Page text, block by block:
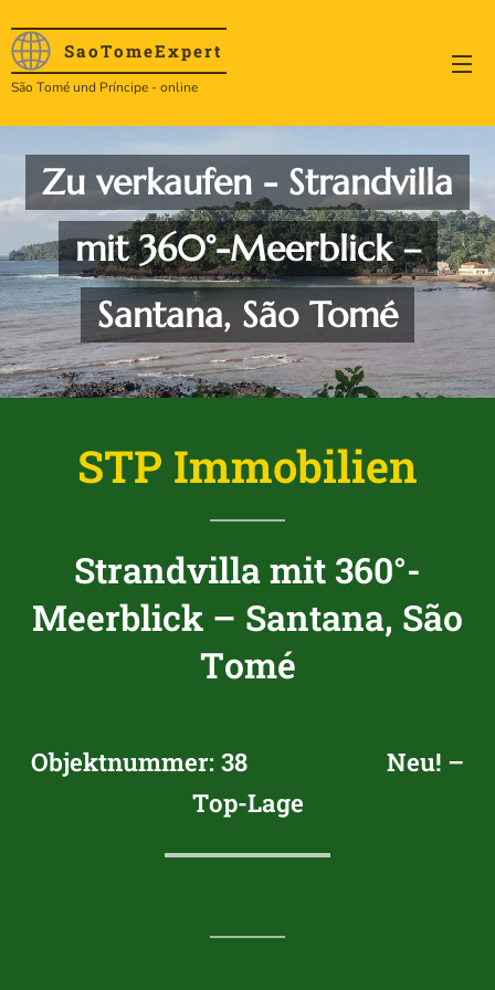
SaoTomeExpert
São Tomé und Príncipe - online
Zu verkaufen - Strandvilla
mit 360°-Meerblick –
Santana, São Tomé
STP Immobilien
Strandvilla mit 360°-
Meerblick – Santana, São
Tomé
Objektnummer: 38 Neu! –
Top-Lage